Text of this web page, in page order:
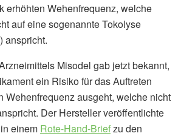
erhöhten Wehenfrequenz, welche
auf eine sogenannte Tokolyse
anspricht.
Misodel gab jetzt bekannt,
ein Risiko für das Auftreten
Wehenfrequenz ausgeht, welche nicht
Der Hersteller veröffentlichte
einem Rote-Hand-Briefzu den